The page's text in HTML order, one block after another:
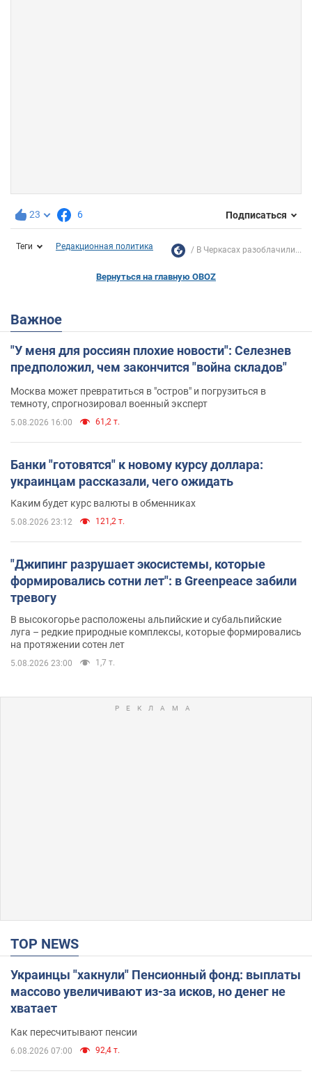
23 6 Подписаться
Теги Редакционная политика В Черкасах разоблачили...
Вернуться на главную OBOZ
Важное
"У меня для россиян плохие новости": Селезнев
предположил, чем закончится "война складов"
Москва может превратиться в "остров" и погрузиться в
темноту, спрогнозировал военный эксперт
5.08.2026 16:00 61,2 т.
Банки "готовятся" к новому курсу доллара:
украинцам рассказали, чего ожидать
Каким будет курс валюты в обменниках
5.08.2026 23:12 121,2 т.
"Джипинг разрушает экосистемы, которые
формировались сотни лет": в Greenpeace забили
тревогу
В высокогорье расположены альпийские и субальпийские
луга – редкие природные комплексы, которые формировались
на протяжении сотен лет
5.08.2026 23:00 1,7 т.
TOP NEWS
Украинцы "хакнули" Пенсионный фонд: выплаты
массово увеличивают из-за исков, но денег не
хватает
Как пересчитывают пенсии
6.08.2026 07:00 92,4 т.